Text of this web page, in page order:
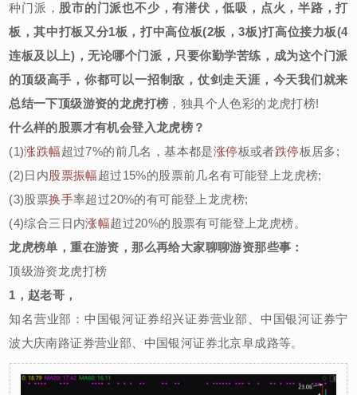
种门派， 股市的门派也不少，有潜伏，低吸，点火，半路，打
板，其中打板又分1板，打中高位板(2板，3板)打高位接力板(4
连板及以上)，无论哪个门派，只要你勤学苦练，成为这个门派
的顶级高手，你都可以一招制敌，仗剑走天涯，今天我们就来
总结一下顶级游资的龙虎打榜 ，独具个人色彩的龙虎打榜!
什么样的股票才有机会登入龙虎榜？
(1)涨跌幅超过7%的前几名，基本都是涨停板或者跌停板居多;
(2)日内股票振幅超过15%的股票前几名有可能登上龙虎榜;
(3)股票换手率超过20%的有可能登上龙虎榜;
(4)综合三日内涨幅超过20%的股票有可能登上龙虎榜。
龙虎榜单，重在游资，那么再给大家聊聊游资那些事：
顶级游资龙虎打榜
1，赵老哥，
知名营业部：中国银河证券绍兴证券营业部、中国银河证券宁
波大庆南路证券营业部、中国银河证券北京阜成路等。